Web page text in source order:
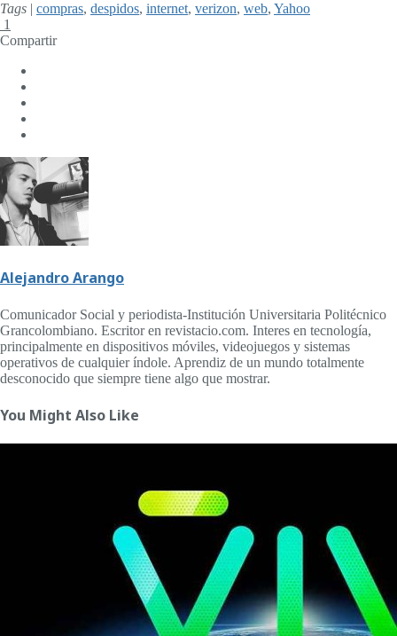
Tags | compras, despidos, internet, verizon, web, Yahoo
1
Compartir
Alejandro Arango
Comunicador Social y periodista-Institución Universitaria Politécnico
Grancolombiano. Escritor en revistacio.com. Interes en tecnología,
principalmente en dispositivos móviles, videojuegos y sistemas
operativos de cualquier índole. Aprendiz de un mundo totalmente
desconocido que siempre tiene algo que mostrar.
You Might Also Like